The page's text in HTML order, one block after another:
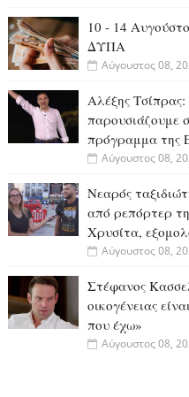
10 - 14
ΔΥΠΑ
Αύγουστος 08,
Αλέξης
παρουσιάζουμε
πρόγραμμα της
Αύγουστος 08,
Νεαρός
από ρεπόρτερ
Χρυσίτα,
Αύγουστος 08,
Στέφανος
οικογένειας
που έχω»
Αύγουστος 08,